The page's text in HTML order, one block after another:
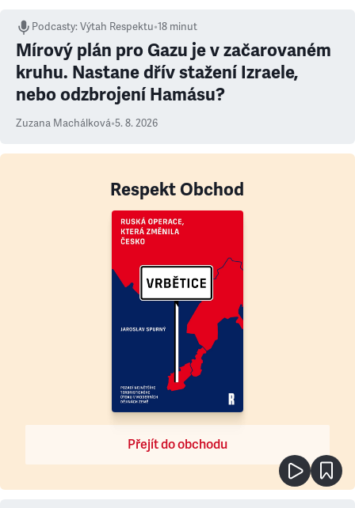
Podcasty:Výtah Respektu•18 minut
Mírový plán pro Gazu je v začarovaném
kruhu. Nastane dřív stažení Izraele,
nebo odzbrojení Hamásu?
Zuzana Machálková•5. 8. 2026
Respekt Obchod
Přejít do obchodu